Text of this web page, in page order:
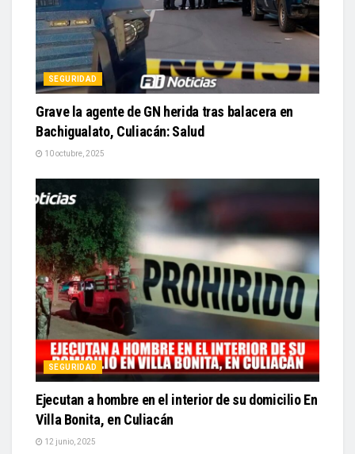
SEGURIDAD
Grave la agente de GN herida tras balacera en
Bachigualato, Culiacán: Salud
10 octubre, 2025
SEGURIDAD
Ejecutan a hombre en el interior de su domicilio En
Villa Bonita, en Culiacán
12 junio, 2025